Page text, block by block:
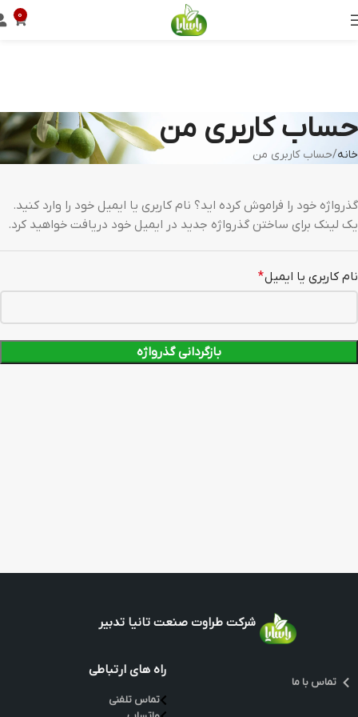
0
حساب کاربری من
خانه حساب کاربری من
گذرواژه خود را فراموش کرده اید؟ نام کاربری یا ایمیل خود را وارد کنید.
یک لینک برای ساختن گذرواژه جدید در ایمیل خود دریافت خواهید کرد.
نام کاربری یا ایمیل*
بازگردانی گذرواژه
شركت طراوت صنعت تانیا تدبیر
تماس با ما
راه های ارتباطی
تماس تلفنی